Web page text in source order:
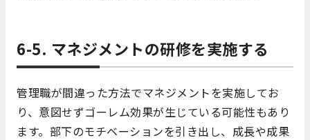
6-5. マネジメントの研修を実施する
管理職が間違った方法でマネジメントを実施してお
り、意図せずゴーレム効果が生じている可能性もあり
ます。部下のモチベーションを引き出し、成長や成果